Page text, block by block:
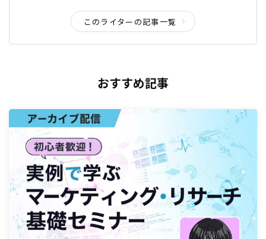
このライターの記事一覧
おすすめ記事